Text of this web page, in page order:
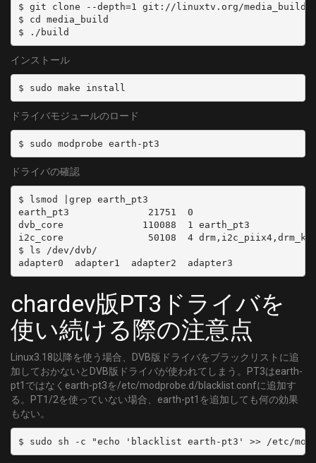
- name: CS6
  type: CS
  channel: CS6
  type: CS
  type: CS
- name: CS12
  type: CS
  channel: CS12
  type: CS
  channel: CS14
- name: CS16
  type: CS
  channel: CS16
- name: CS18
  type: CS
$ git clone --depth=1 git://linuxtv.org/
$ cd media_build
$ ./build
インストール
$ sudo make install
ドライバモジュールのロード
$ sudo modprobe earth-pt3
ドライバの確認
$ lsmod |grep earth_pt3
earth_pt3              21751  0
dvb_core              110088  1 earth_pt3
i2c_core               50108  4
$ ls /dev/dvb/
adapter0  adapter1  adapter2  adapter3
chardev版PT3ドライバを
使い続ける際の注意点
Linux3.18以降を使う場合、DVB版ドライバをブラックリストに追
加しておかないとDVB版ドライバが使われてしまう。PT3はearth-
pt1ではなくearth-pt3を/etc/modprobe.d/blacklist.confに追加す
る。PT1/2を使っていない場合、earth-pt1を追加しても何の効果
もない。
$ sudo sh -c "echo 'blacklist earth-pt3' >> /etc/